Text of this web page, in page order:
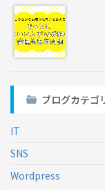
ブログカテゴ
IT
SNS
Wordpress